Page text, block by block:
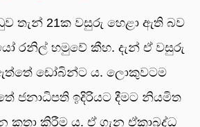
තැන් 21ක වසුරු හෙළා ඇති බව
රනිල් හමුවේ කීහ. දැන් ඒ වසුරු
ඩෝබින්ට ය. ලොකුවටම
ජනාධිපති ඉදිරියට දීමට නියමිත
කතා කිරීම ය. ඒ ගැන ඒකාබද්ධ